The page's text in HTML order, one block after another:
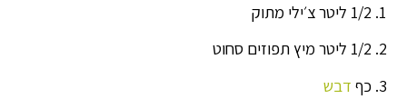
1/2 ליטר צ׳ילי מתוק
1/2 ליטר מיץ תפוזים סחוט
כף דבש